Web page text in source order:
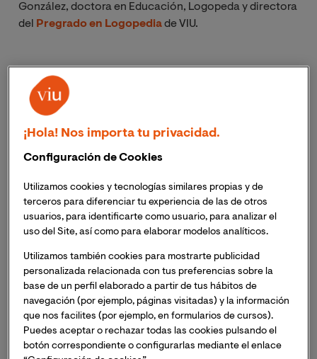
González, doctora en Educación, Logopeda y directora
del
Pregrado en Logopediade VIU.
¿Cómo puede definirse el envejecimiento?
¡Hola! Nos importa tu privacidad.
Configuración de Cookies
Utilizamos cookies y tecnologías similares propias y de
terceros para diferenciar tu experiencia de las de otros
usuarios, para identificarte como usuario, para analizar el
uso del Site, así como para elaborar modelos analíticos.
Utilizamos también cookies para mostrarte publicidad
personalizada relacionada con tus preferencias sobre la
base de un perfil elaborado a partir de tus hábitos de
navegación (por ejemplo, páginas visitadas) y la información
que nos facilites (por ejemplo, en formularios de cursos).
Puedes aceptar o rechazar todas las cookies pulsando el
botón correspondiente o configurarlas mediante el enlace